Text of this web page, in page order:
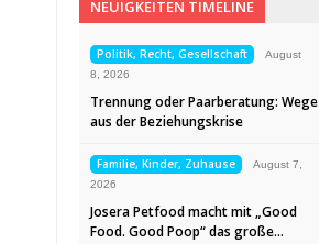
NEUIGKEITEN TIMELINE
Politik, Recht, Gesellschaft
August
8, 2026
Trennung oder Paarberatung: Wege
aus der Beziehungskrise
Familie, Kinder, Zuhause
August 7,
2026
Josera Petfood macht mit „Good
Food. Good Poop“ das große…